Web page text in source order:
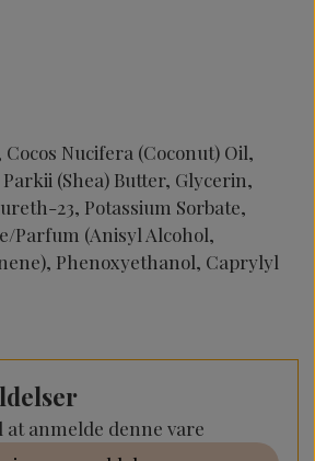
Nucifera (Coconut) Oil,
(Shea) Butter, Glycerin,
23, Potassium Sorbate,
Parfum (Anisyl Alcohol,
Phenoxyethanol, Caprylyl
at anmelde denne vare